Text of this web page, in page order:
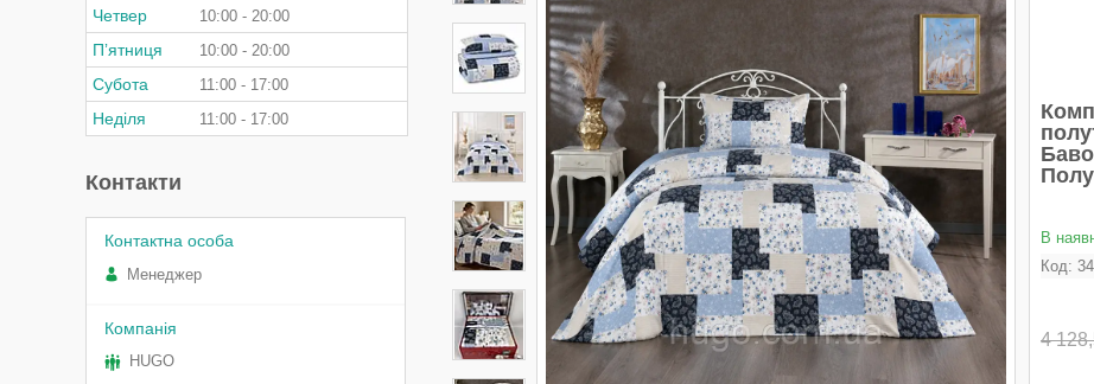
В
Код:
4
Четвер 10:00 20:00
Пʼятниця 10:00 20:00
Субота 11:00 17:00
Неділя 11:00 17:00
Контакти
Менеджер
HUGO